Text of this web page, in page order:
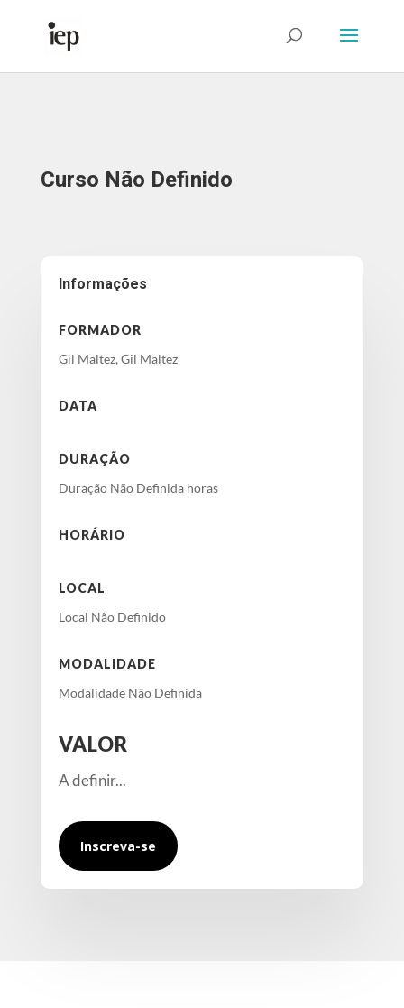
Curso Não Definido
Informações
FORMADOR
Gil Maltez, Gil Maltez
DATA
DURAÇÃO
Duração Não Definida horas
HORÁRIO
LOCAL
Local Não Definido
MODALIDADE
Modalidade Não Definida
VALOR
A definir...
Inscreva-se